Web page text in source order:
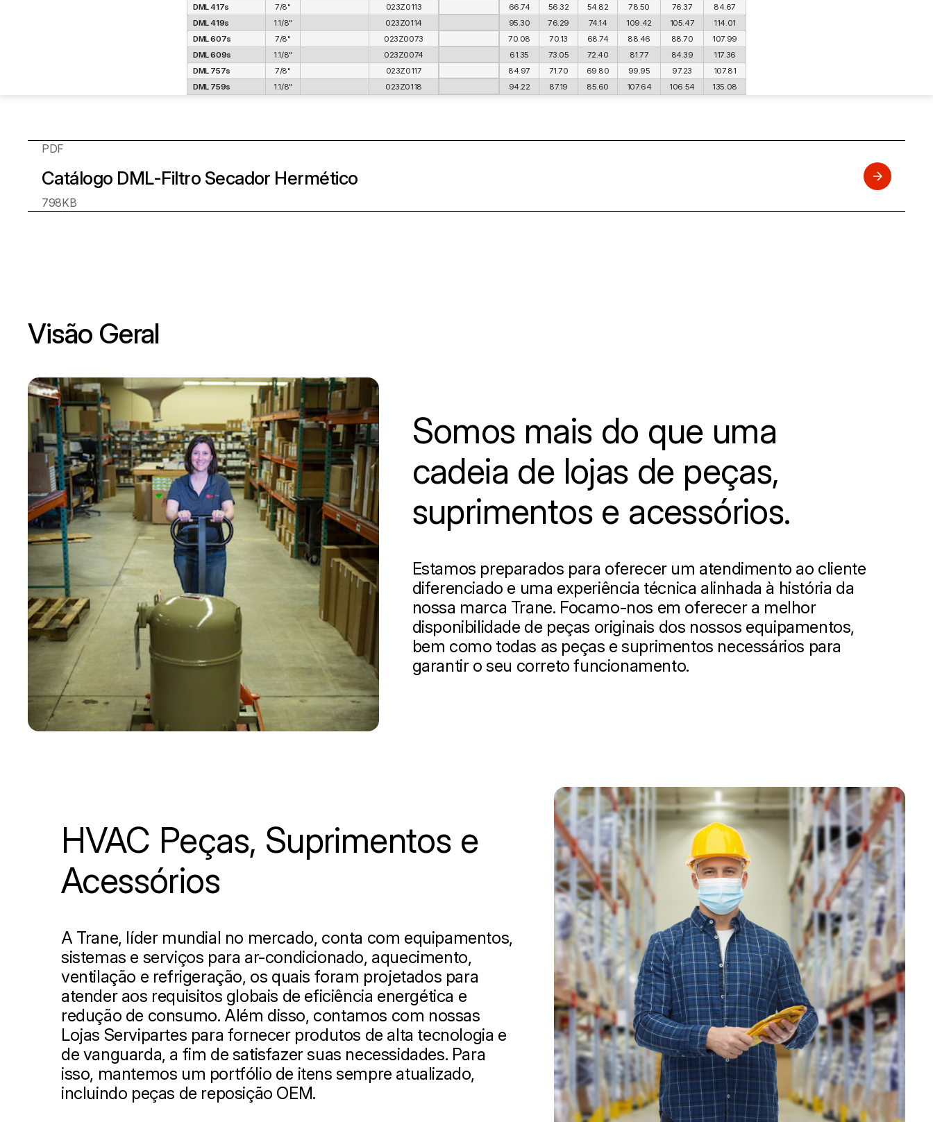
DML 417s
7/8" 023Z0113 66.74 56.32 54.82 78.50 76.37
84.67
DML 419s
1.1/8" 023Z0114 95.30 76.29 74.14 109.42 105.47
114.01
DML 607s
7/8" 023Z0073 70.08 70.13 68.74 88.46 88.70
107.99
DML 609s
1.1/8" 023Z0074 61.35 73.05 72.40 81.77 84.39
117.36
DML 757s
7/8" 023Z0117 84.97 71.70 69.80 99.95 97.23
107.81
DML 759s
1.1/8" 023Z0118 94.22 87.19 85.60 107.64 106.54 135.08
PDF
Catálogo DML-Filtro Secador Hermético
798KB
Visão Geral
Somos mais do que uma
cadeia de lojas de peças,
suprimentos e acessórios.
Estamos preparados para oferecer um atendimento ao cliente
diferenciado e uma experiência técnica alinhada à história da
nossa marca Trane. Focamo-nos em oferecer a melhor
disponibilidade de peças originais dos nossos equipamentos,
bem como todas as peças e suprimentos necessários para
garantir o seu correto funcionamento.
HVAC Peças, Suprimentos e
Acessórios
A Trane, líder mundial no mercado, conta com equipamentos,
sistemas e serviços para ar-condicionado, aquecimento,
ventilação e refrigeração, os quais foram projetados para
atender aos requisitos globais de eficiência energética e
redução de consumo. Além disso, contamos com nossas
Lojas Servipartes para fornecer produtos de alta tecnologia e
de vanguarda, a fim de satisfazer suas necessidades. Para
isso, mantemos um portfólio de itens sempre atualizado,
incluindo peças de reposição OEM.